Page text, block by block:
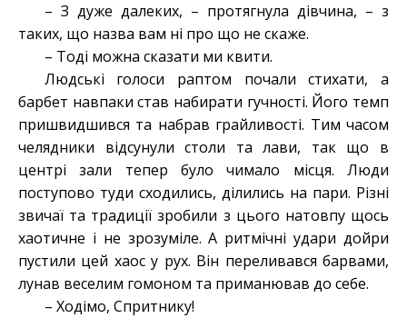
– З дуже далеких, – протягнула дівчина, – з
таких, що назва вам ні про що не скаже.
– Тоді можна сказати ми квити.
Людські голоси раптом почали стихати, а
барбет навпаки став набирати гучності. Його темп
пришвидшився та набрав грайливості. Тим часом
челядники відсунули столи та лави, так що в
центрі зали тепер було чимало місця. Люди
поступово туди сходились, ділились на пари. Різні
звичаї та традиції зробили з цього натовпу щось
хаотичне і не зрозуміле. А ритмічні удари дойри
пустили цей хаос у рух. Він переливався барвами,
лунав веселим гомоном та приманював до себе.
– Ходімо, Спритнику!